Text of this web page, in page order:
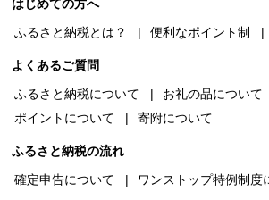
はじめての方へ
ふるさと納税とは？
便利なポイント制
よくあるご質問
ふるさと納税について
お礼の品について
ポイントについて
寄附について
ふるさと納税の流れ
確定申告について
ワンストップ特例制度